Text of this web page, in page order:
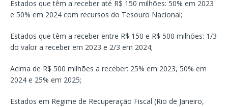
Estados que têm a receber até R$ 150 milhões: 50% em 2023
e 50% em 2024 com recursos do Tesouro Nacional;
Estados que têm a receber entre R$ 150 e R$ 500 milhões: 1/3
do valor a receber em 2023 e 2/3 em 2024;
Acima de R$ 500 milhões a receber: 25% em 2023, 50% em
2024 e 25% em 2025;
Estados em Regime de Recuperação Fiscal (Rio de Janeiro,